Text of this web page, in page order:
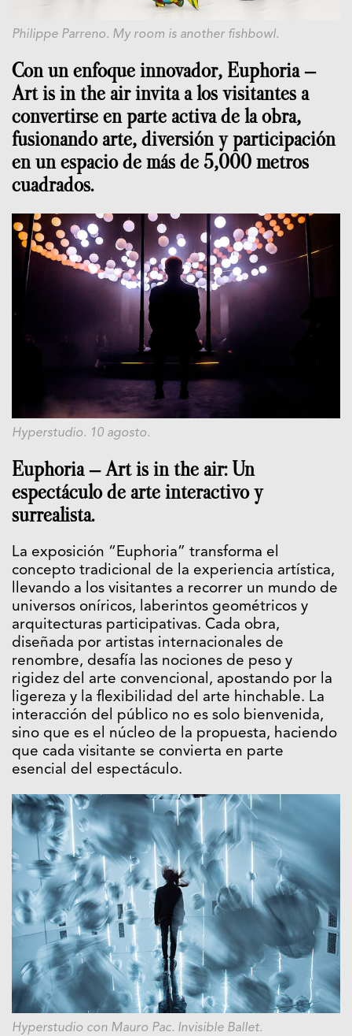
Philippe Parreno. My room is another fishbowl.
Con un enfoque innovador, Euphoria –
Art is in the air invita a los visitantes a
convertirse en parte activa de la obra,
fusionando arte, diversión y participación
en un espacio de más de 5,000 metros
cuadrados.
Hyperstudio. 10 agosto.
Euphoria – Art is in the air: Un
espectáculo de arte interactivo y
surrealista.
La exposición “Euphoria” transforma el
concepto tradicional de la experiencia artística,
llevando a los visitantes a recorrer un mundo de
universos oníricos, laberintos geométricos y
arquitecturas participativas. Cada obra,
diseñada por artistas internacionales de
renombre, desafía las nociones de peso y
rigidez del arte convencional, apostando por la
ligereza y la flexibilidad del arte hinchable. La
interacción del público no es solo bienvenida,
sino que es el núcleo de la propuesta, haciendo
que cada visitante se convierta en parte
esencial del espectáculo.
Hyperstudio con Mauro Pac. Invisible Ballet.